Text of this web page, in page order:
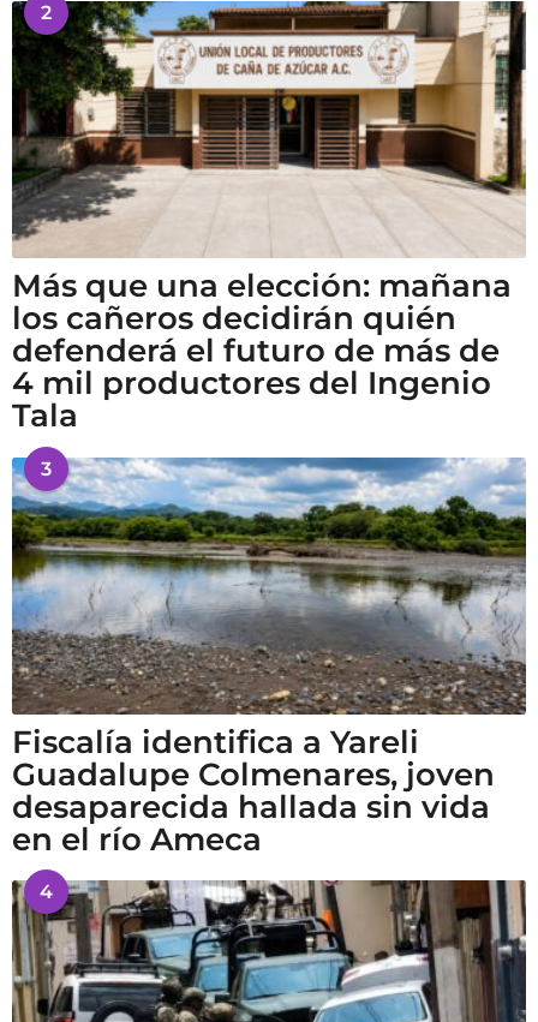
2
Más que una elección: mañana
los cañeros decidirán quién
defenderá el futuro de más de
4 mil productores del Ingenio
Tala
3
Fiscalía identifica a Yareli
Guadalupe Colmenares, joven
desaparecida hallada sin vida
en el río Ameca
4